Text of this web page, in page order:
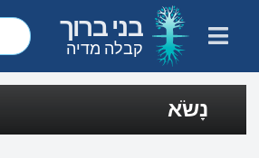
בני ברוך
קבלה מדיה
נָשֹׂא